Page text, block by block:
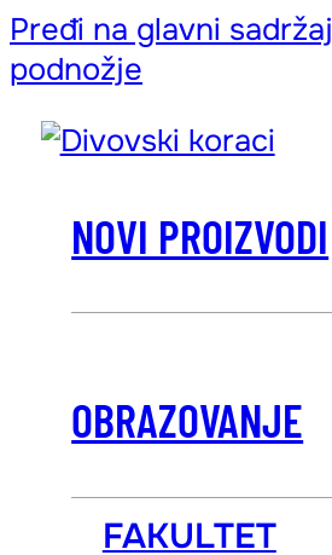
Pređi na glavni sadržaj
podnožje
NOVI PROIZVODI
OBRAZOVANJE
FAKULTET